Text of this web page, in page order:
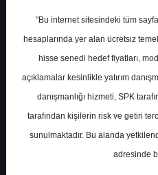
Ana Sayfa
İntegral Yatırım
Otomotiv
İntegral Yatırım
"Bu internet sitesindeki tüm
hesaplarında yer alan ücretsiz
hisse senedi hedef fiyatları,
açıklamalar kesinlikle yatırım
danışmanlığı hizmeti, SPK
tarafından kişilerin risk ve getiri
sunulmaktadır. Bu alanda
adresinde